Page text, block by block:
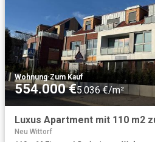
Wohnung·Zum Kauf
554.000 €5.036 €/m²
Neu Wittorf